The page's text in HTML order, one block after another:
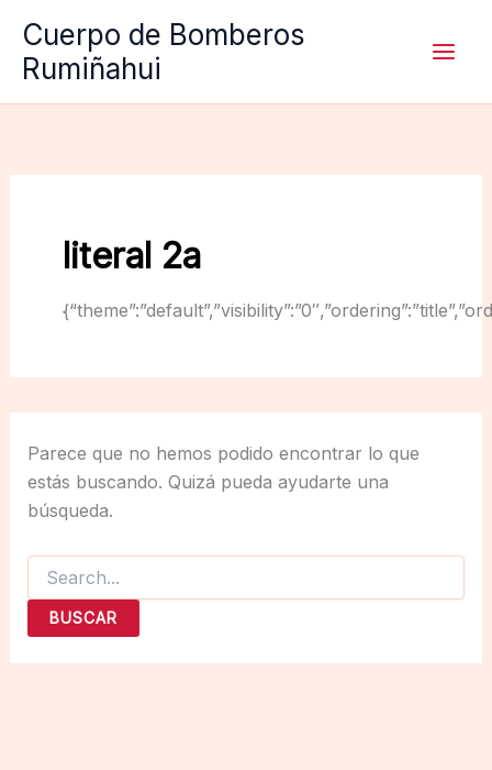
contenido
Cuerpo de Bomberos
Rumiñahui
literal 2a
Parece que no hemos podido encontrar lo que
estás buscando. Quizá pueda ayudarte una
búsqueda.
Buscar
por: